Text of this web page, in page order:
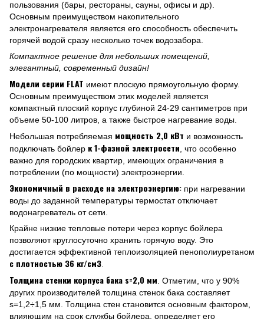
пользования (бары, рестораны, сауны, офисы и др).
Основным преимуществом накопительного
электронагревателя является его способность обеспечить
горячей водой сразу несколько точек водозабора.
Компактное решение для небольших помещений,
элегантный, современный дизайн!
Модели серии FLAT имеют плоскую прямоугольную форму.
Основным преимуществом этих моделей является
компактный плоский корпус глубиной 24-29 сантиметров при
объеме 50-100 литров, а также быстрое нагревание воды.
Небольшая потребляемая мощность 2,0 кВт и возможность
подключать бойлер к 1-фазной электросети , что особенно
важно для городских квартир, имеющих ограничения в
потреблении (по мощности) электроэнергии.
Экономичный в расходе на электроэнергию: при нагревании
воды до заданной температуры термостат отключает
водонагреватель от сети.
Крайне низкие тепловые потери через корпус бойлера
позволяют круглосуточно хранить горячую воду. Это
достигается эффективной теплоизоляцией пенополиуретаном
с плотностью 36 кг/см3
Толщина стенки корпуса бака s=2,0 мм . Отметим, что у 90%
других производителей толщина стенок бака составляет
s=1,2÷1,5 мм. Толщина стен становится основным фактором,
влияющим на срок службы бойлера, определяет его